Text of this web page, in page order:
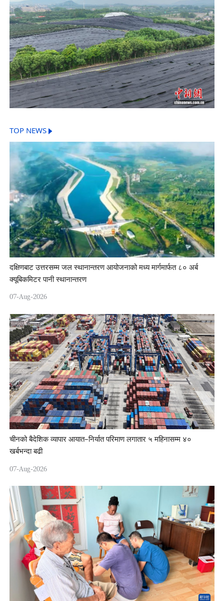
TOP NEWS
दक्षिणबाट उत्तरसम्म जल स्थानान्तरण आयोजनाको मध्य मार्गमार्फत ८० अर्ब
क्यूबिकमिटर पानी स्थानान्तरण
07-Aug-2026
चीनको बैदेशिक व्यापार आयात–निर्यात परिमाण लगातार ५ महिनासम्म ४०
खर्बभन्दा बढी
07-Aug-2026